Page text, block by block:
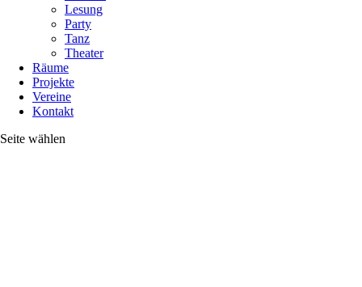
Lesung
Party
Tanz
Theater
Räume
Projekte
Vereine
Kontakt
Seite wählen